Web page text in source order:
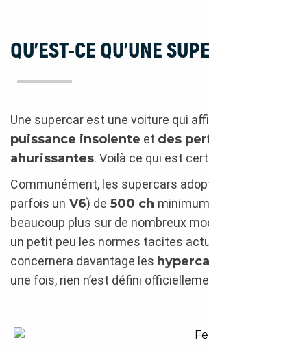
QU’EST-CE QU’UNE SUPERCAR ?
Une supercar est une voiture qui affiche
puissance insolente et des performances
ahurissantes. Voilà ce qui est certain.
Communément, les supercars adoptent un
parfois un V6) de 500 ch minimum, mais
beaucoup plus sur de nombreux modèles. Ce sont
un petit peu les normes tacites actuelles. Le
concernera davantage les hypercars
une fois, rien n’est défini officiellement.